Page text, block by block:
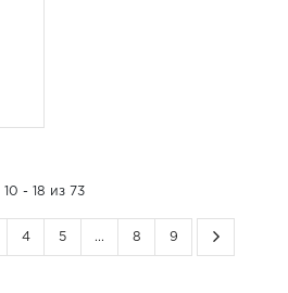
10 - 18 из 73
4 5 ... 8 9